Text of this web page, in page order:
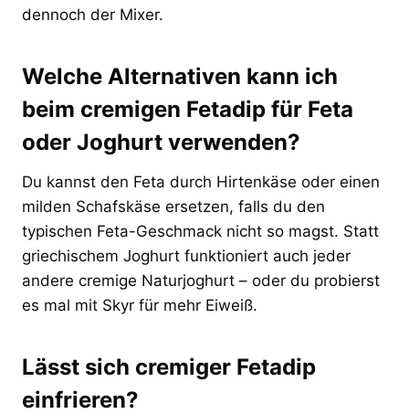
dennoch der Mixer.
Welche Alternativen kann ich
beim cremigen Fetadip für Feta
oder Joghurt verwenden?
Du kannst den Feta durch Hirtenkäse oder einen
milden Schafskäse ersetzen, falls du den
typischen Feta-Geschmack nicht so magst. Statt
griechischem Joghurt funktioniert auch jeder
andere cremige Naturjoghurt – oder du probierst
es mal mit Skyr für mehr Eiweiß.
Lässt sich cremiger Fetadip
einfrieren?